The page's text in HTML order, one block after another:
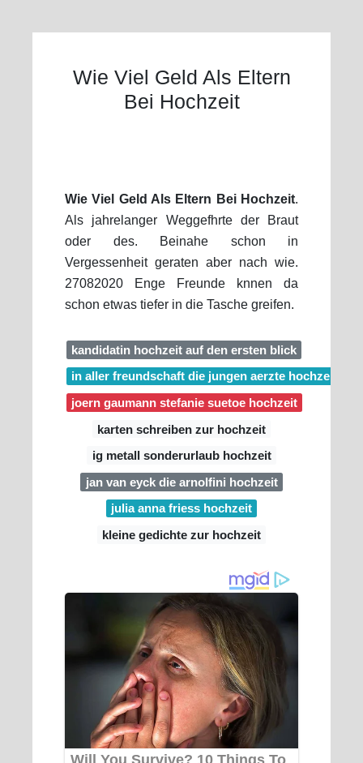
Wie Viel Geld Als Eltern
Bei Hochzeit
Wie Viel Geld Als Eltern Bei Hochzeit.
Als jahrelanger Weggefhrte der Braut
oder des. Beinahe schon in
Vergessenheit geraten aber nach wie.
27082020 Enge Freunde knnen da
schon etwas tiefer in die Tasche greifen.
kandidatin hochzeit auf den ersten blick
in aller freundschaft die jungen aerzte hochzeit
joern gaumann stefanie suetoe hochzeit
karten schreiben zur hochzeit
ig metall sonderurlaub hochzeit
jan van eyck die arnolfini hochzeit
julia anna friess hochzeit
kleine gedichte zur hochzeit